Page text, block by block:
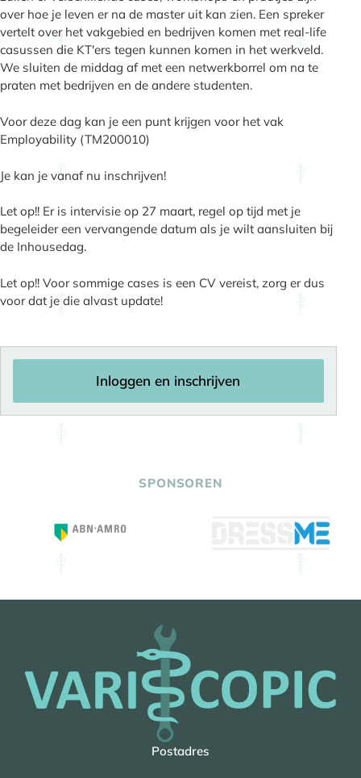
over hoe je leven er na de master uit kan zien. Een spreker
vertelt over het vakgebied en bedrijven komen met real-life
casussen die KT'ers tegen kunnen komen in het werkveld.
We sluiten de middag af met een netwerkborrel om na te
praten met bedrijven en de andere studenten.
Voor deze dag kan je een punt krijgen voor het vak
Employability (TM200010)
Je kan je vanaf nu inschrijven!
Let op!! Er is intervisie op 27 maart, regel op tijd met je
begeleider een vervangende datum als je wilt aansluiten bij
de Inhousedag.
Let op!! Voor sommige cases is een CV vereist, zorg er dus
voor dat je die alvast update!
Inloggen en inschrijven
SPONSOREN
Postadres